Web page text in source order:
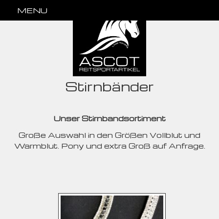
MENU
Stirnbänder
Unser Stirnbandsortiment
Große Auswahl in den Größen Vollblut und
Warmblut. Pony und extra Groß auf Anfrage.